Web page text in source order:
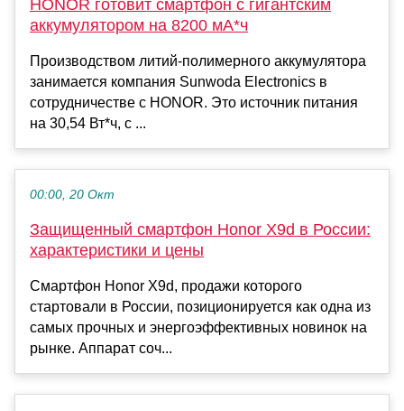
HONOR готовит смартфон с гигантским
аккумулятором на 8200 мА*ч
Производством литий-полимерного аккумулятора
занимается компания Sunwoda Electronics в
сотрудничестве с HONOR. Это источник питания
на 30,54 Вт*ч, с ...
00:00, 20 Окт
Защищенный смартфон Honor X9d в России:
характеристики и цены
Смартфон Honor X9d, продажи которого
стартовали в России, позиционируется как одна из
самых прочных и энергоэффективных новинок на
рынке. Аппарат соч...